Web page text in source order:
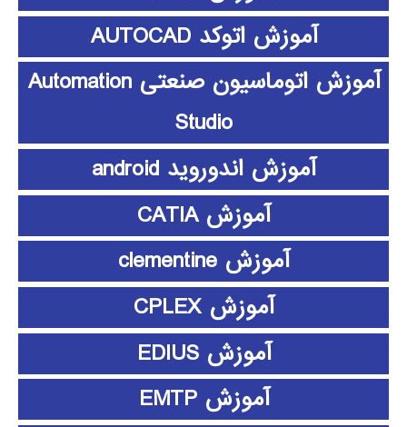
آموزش اتوکد AUTOCAD
آموزش اتوماسیون صنعتی Automation
Studio
آموزش اندوروید android
آموزش CATIA
آموزش clementine
آموزش CPLEX
آموزش EDIUS
آموزش EMTP